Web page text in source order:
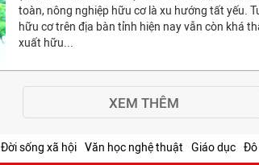
toàn, nông nghiệp hữu cơ là xu hướng tất yếu.
hữu cơ trên địa bàn tỉnh hiện nay vẫn còn khá
xuất hữu...
XEM THÊM
Đời sống xã hội Văn học nghệ thuật Giáo dục Đô